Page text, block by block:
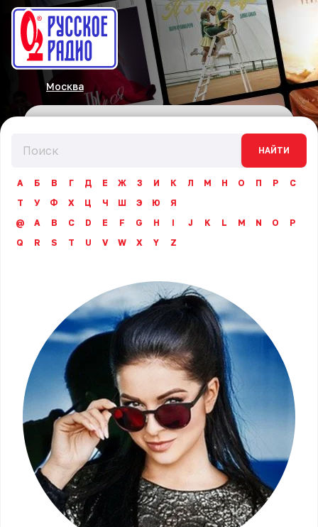
Москва
НАЙТИ
А Б В Г Д Е Ж З И К Л М Н О П Р
С
Т
У Ф Х Ц Ч Ш Э Ю
Я
@
A B C D E F G H I J K L M N O
P
Q
R S T U V W X Y Z